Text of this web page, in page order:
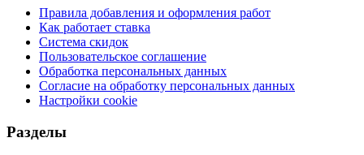
Правила добавления и оформления работ
Как работает ставка
Система скидок
Пользовательское соглашение
Обработка персональных данных
Согласие на обработку персональных данных
Настройки cookie
Разделы